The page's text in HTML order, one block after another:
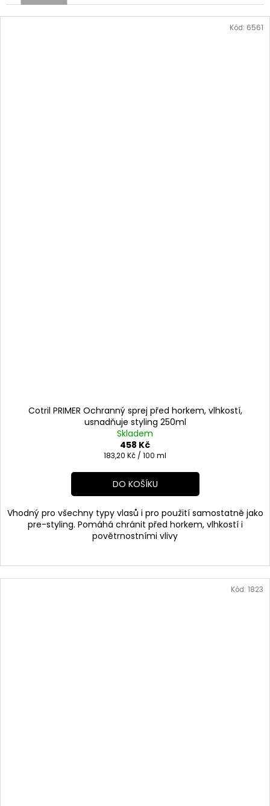
Cotril PRIMER Ochranný sprej před horkem, vlhkostí,
usnadňuje styling 250ml
Skladem
458 Kč
Měrná
183,20 Kč / 100 ml
DO KOŠÍKU
Vhodný pro všechny typy vlasů i pro použití samostatně jako
pre-styling. Pomáhá chránit před horkem, vlhkostí i
povětrnostními vlivy
Kód: 6561
Kód: 1823